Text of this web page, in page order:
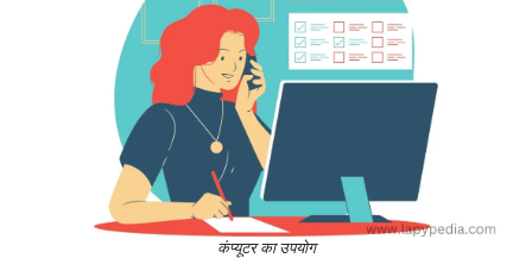
कंप्यूटर का उपयोग